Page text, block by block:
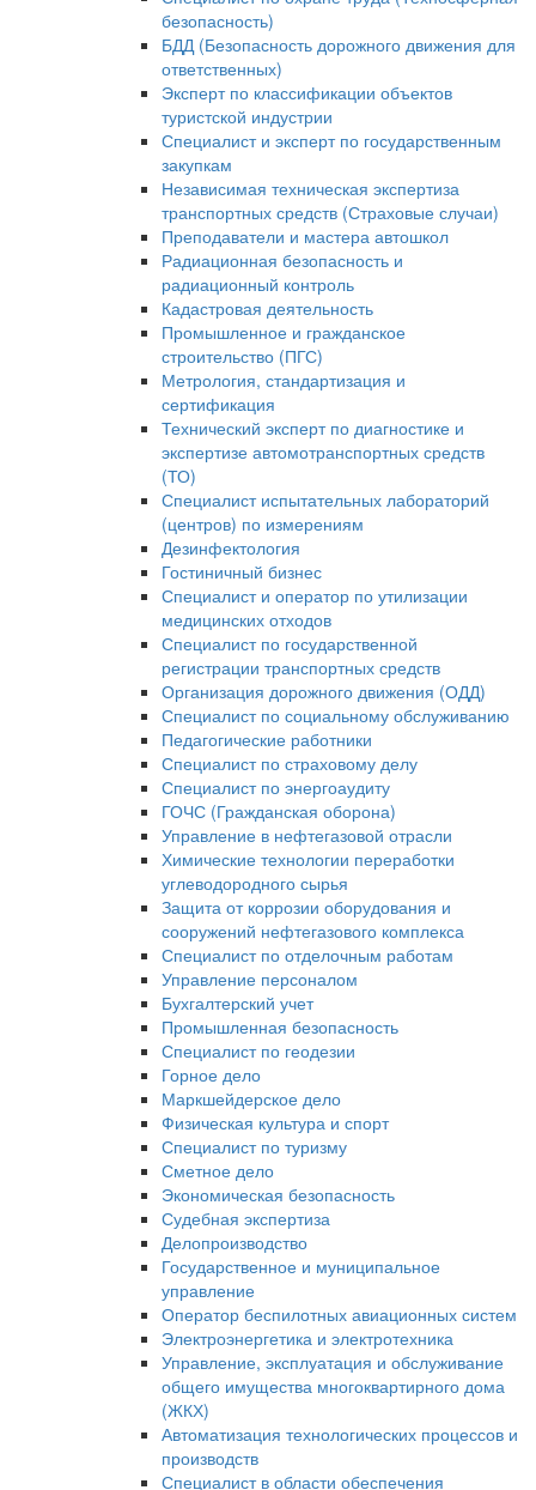
безопасность)
БДД (Безопасность дорожного движения для
ответственных)
Эксперт по классификации объектов
туристской индустрии
Специалист и эксперт по государственным
закупкам
Независимая техническая экспертиза
транспортных средств (Страховые случаи)
Преподаватели и мастера автошкол
Радиационная безопасность и
радиационный контроль
Кадастровая деятельность
Промышленное и гражданское
строительство (ПГС)
Метрология, стандартизация и
сертификация
Технический эксперт по диагностике и
экспертизе автомотранспортных средств
(ТО)
Специалист испытательных лабораторий
(центров) по измерениям
Дезинфектология
Гостиничный бизнес
Специалист и оператор по утилизации
медицинских отходов
Специалист по государственной
регистрации транспортных средств
Организация дорожного движения (ОДД)
Специалист по социальному обслуживанию
Педагогические работники
Специалист по страховому делу
Специалист по энергоаудиту
ГОЧС (Гражданская оборона)
Управление в нефтегазовой отрасли
Химические технологии переработки
углеводородного сырья
Защита от коррозии оборудования и
сооружений нефтегазового комплекса
Специалист по отделочным работам
Управление персоналом
Бухгалтерский учет
Промышленная безопасность
Специалист по геодезии
Горное дело
Маркшейдерское дело
Физическая культура и спорт
Специалист по туризму
Сметное дело
Экономическая безопасность
Судебная экспертиза
Делопроизводство
Государственное и муниципальное
управление
Оператор беспилотных авиационных систем
Электроэнергетика и электротехника
Управление, эксплуатация и обслуживание
общего имущества многоквартирного дома
(ЖКХ)
Автоматизация технологических процессов и
производств
Специалист в области обеспечения